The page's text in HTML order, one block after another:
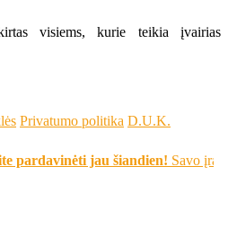
visiems, kurie teikia įvairias
Privatumo politika D.U.K.
jau šiandien! Savo įrašą